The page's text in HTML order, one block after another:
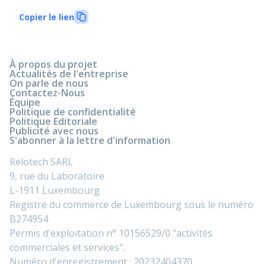
Copier le lien
À propos du projet
Actualités de l'entreprise
On parle de nous
Contactez-Nous
Équipe
Politique de confidentialité
Politique Editoriale
Publicité avec nous
S'abonner à la lettre d'information
Relotech SARL
9, rue du Laboratoire
L-1911 Luxembourg
Registre du commerce de Luxembourg sous le numéro
B274954
Permis d'exploitation n° 10156529/0 "activités
commerciales et services".